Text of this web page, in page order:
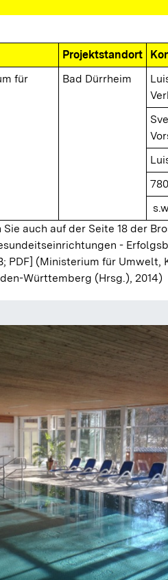
Projektstandort
für
Bad Dürrheim
auch auf der Seite 18 der
-
PDF] (Ministerium für Umwelt,
Württemberg (Hrsg.), 2014)